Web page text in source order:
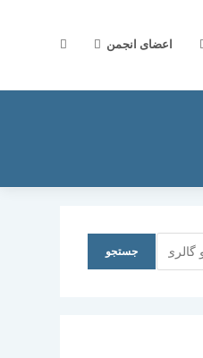
اعضای انجمن جستجوی
جستجو